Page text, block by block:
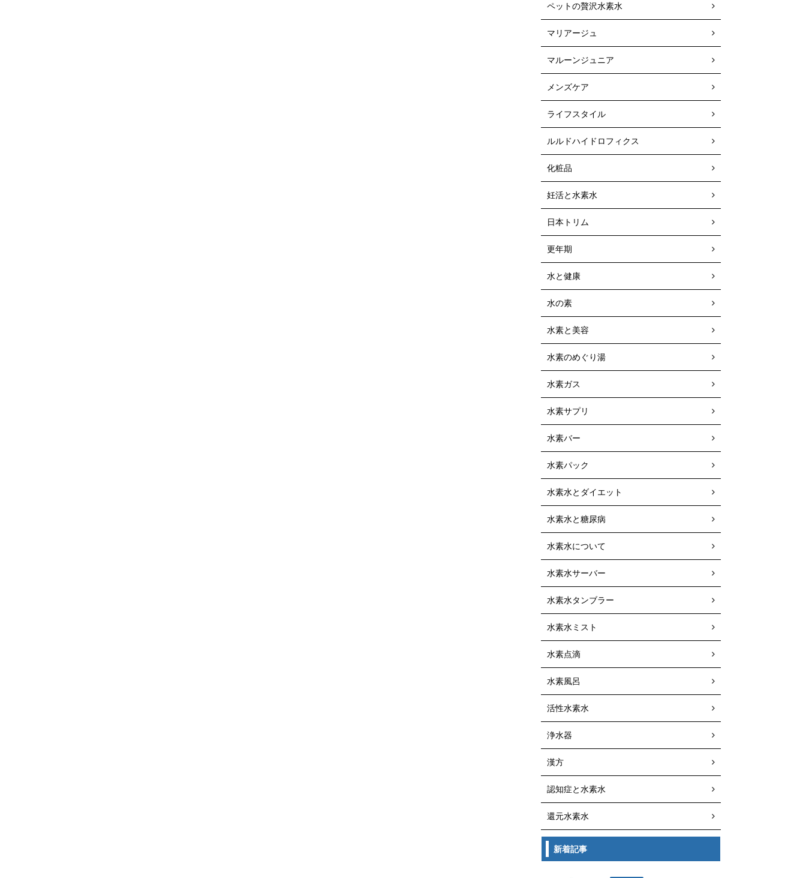
ペットの贅沢水素水
マリアージュ
マルーンジュニア
メンズケア
ライフスタイル
ルルドハイドロフィクス
化粧品
妊活と水素水
日本トリム
更年期
水と健康
水の素
水素と美容
水素のめぐり湯
水素ガス
水素サプリ
水素バー
水素パック
水素水とダイエット
水素水と糖尿病
水素水について
水素水サーバー
水素水タンブラー
水素水ミスト
水素点滴
水素風呂
活性水素水
浄水器
漢方
認知症と水素水
還元水素水
新着記事